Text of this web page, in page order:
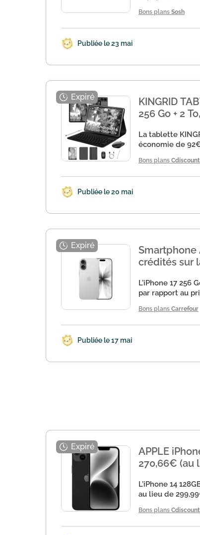
Bons plans Sosh
Publiée le 23 mai
KINGRID
256 Go + 2
La tablette
économie de
Bons plans Cdiscount
Publiée le 20 mai
Smartphone
crédités sur
L'iPhone 17 256
par rapport au
Bons plans Carrefour
Publiée le 17 mai
APPLE
270,66€ (au
L'iPhone 14
au lieu de
Bons plans Cdiscount